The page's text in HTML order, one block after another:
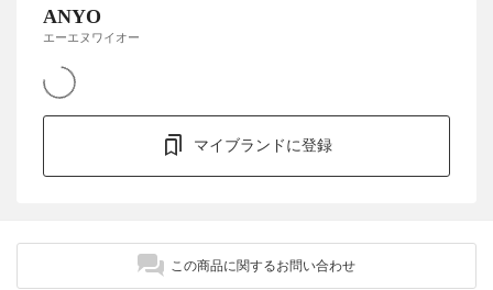
ANYO
エーエヌワイオー
マイブランドに登録
この商品に関するお問い合わせ